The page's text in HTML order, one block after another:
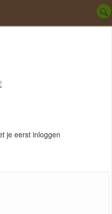
je eerst inloggen